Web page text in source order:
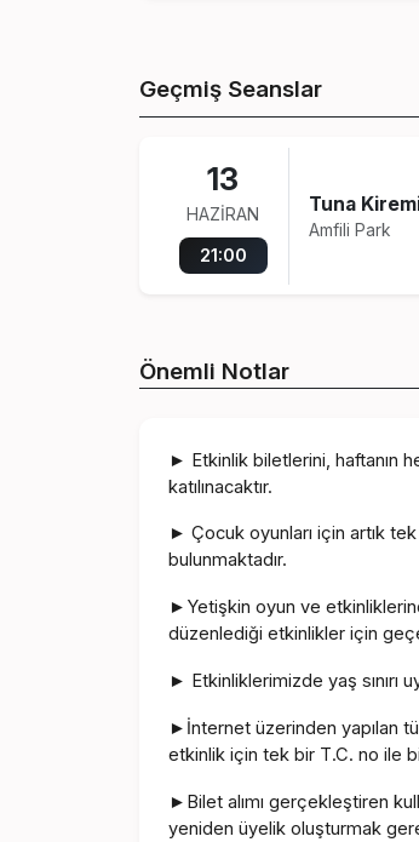
Geçmiş Seanslar
13
HAZIRAN
21:00
Tuna
Amfili Park
Önemli Notlar
► Etkinlik biletlerini, haftanın
katılınacaktır.
► Çocuk oyunları için artık
bulunmaktadır.
► Yetişkin oyun ve
düzenlediği etkinlikler için
► Etkinliklerimizde yaş sınırı
► İnternet üzerinden yapılan
etkinlik için tek bir T.C. no ile
► Bilet alımı gerçekleştiren
yeniden üyelik oluşturmak